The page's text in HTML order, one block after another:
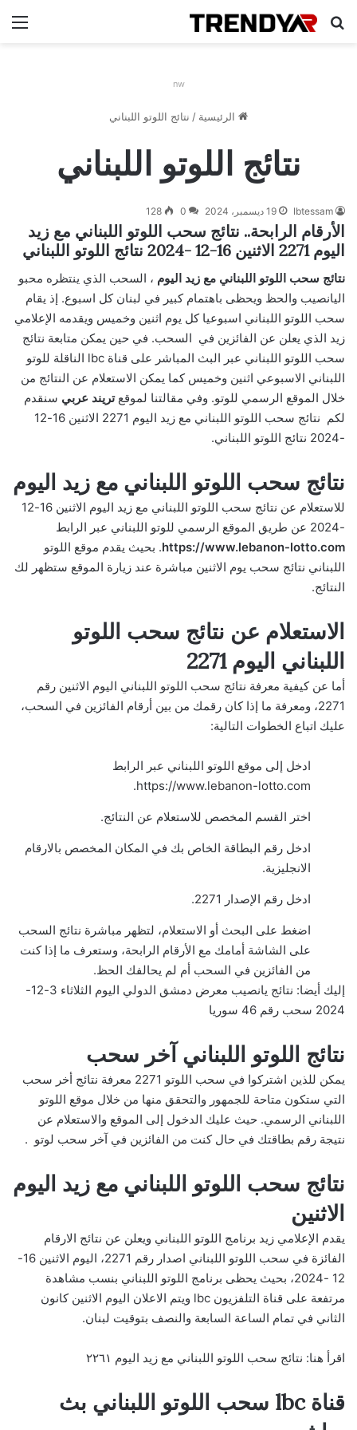
بحث عن
nw
الرئيسية / نتائج اللوتو اللبناني
نتائج اللوتو اللبناني
Ibtessam 19 ديسمبر، 2024 0
128
الأرقام الرابحة.. نتائج سحب اللوتو اللبناني مع زيد
اليوم 2271 الاثنين 16-12 -2024 نتائج اللوتو اللبناني
نتائج سحب اللوتو اللبناني مع زيد اليوم ، السحب الذي ينتظره محبو
اليانصيب والحظ ويحظى باهتمام كبير في لبنان كل اسبوع. إذ يقام
سحب اللوتو اللبناني اسبوعيا كل يوم اثنين وخميس ويقدمه الإعلامي
زيد الذي يعلن عن الفائزين في السحب. في حين يمكن متابعة نتائج
سحب اللوتو اللبناني عبر البث المباشر على قناة lbc الناقلة للوتو
اللبناني الاسبوعي اثنين وخميس كما يمكن الاستعلام عن النتائج من
خلال الموقع الرسمي للوتو. وفي مقالتنا لموقعتريند عربي سنقدم
لكم نتائج سحب اللوتو اللبناني مع زيد اليوم 2271 الاثنين 16-12
-2024 نتائج اللوتو اللبناني.
نتائج سحب اللوتو اللبناني مع زيد اليوم
للاستعلام عن نتائج سحب اللوتو اللبناني مع زيد اليوم الاثنين 16-12
-2024 عن طريق الموقع الرسمي للوتو اللبناني عبر الرابط
https://www.lebanon-lotto.com. بحيث يقدم موقع اللوتو
اللبناني نتائج سحب يوم الاثنين مباشرة عند زيارة الموقع ستظهر لك
النتائج.
الاستعلام عن نتائج سحب اللوتو
اللبناني اليوم 2271
أما عن كيفية معرفة نتائج سحب اللوتو اللبناني اليوم الاثنين رقم
2271، ومعرفة ما إذا كان رقمك من بين أرقام الفائزين في السحب،
عليك اتباع الخطوات التالية:
ادخل إلى موقع اللوتو اللبناني عبر الرابط
https://www.lebanon-lotto.com.
اختر القسم المخصص للاستعلام عن النتائج.
ادخل رقم البطاقة الخاص بك في المكان المخصص بالارقام
الانجليزية.
ادخل رقم الإصدار 2271.
اضغط على البحث أو الاستعلام، لتظهر مباشرة نتائج السحب
على الشاشة أمامك مع الأرقام الرابحة، وستعرف ما إذا كنت
من الفائزين في السحب أم لم يحالفك الحظ.
إليك أيضا:
نتائج يانصيب معرض دمشق الدولي اليوم الثلاثاء 3-12-
2024 سحب رقم 46 سوريا
نتائج اللوتو اللبناني آخر سحب
يمكن للذين اشتركوا في سحب اللوتو 2271 معرفة نتائج أخر سحب
التي ستكون متاحة للجمهور والتحقق منها من خلال موقع اللوتو
اللبناني الرسمي. حيث عليك الدخول إلى الموقع والاستعلام عن
نتيجة رقم بطاقتك في حال كنت من الفائزين في آخر سحب لوتو .
نتائج سحب اللوتو اللبناني مع زيد اليوم
الاثنين
يقدم الإعلامي زيد برنامج اللوتو اللبناني ويعلن عن نتائج الارقام
الفائزة في سحب اللوتو اللبناني اصدار رقم 2271، اليوم الاثنين 16-
12 -2024، بحيث يحظى برنامج اللوتو اللبناني بنسب مشاهدة
مرتفعة على قناة التلفزيون lbc ويتم الاعلان اليوم الاثنين كانون
الثاني في تمام الساعة السابعة والنصف بتوقيت لبنان.
اقرأ هنا: نتائج سحب اللوتو اللبناني مع زيد اليوم ٢٢٦١
قناة lbc سحب اللوتو اللبناني بث